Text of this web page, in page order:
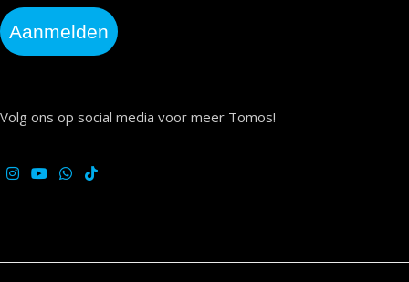
Aanmelden
Volg ons op social media voor meer Tomos!